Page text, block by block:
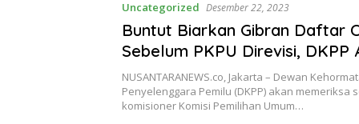
Uncategorized Desember 22, 2023
Buntut Biarkan Gibran Daftar
Sebelum PKPU Direvisi, DKPP
Periksa Seluruh Komisioner
NUSANTARANEWS.co, Jakarta – Dewan
Penyelenggara Pemilu (DKPP) akan memeriksa
komisioner Komisi Pemilihan Umum…